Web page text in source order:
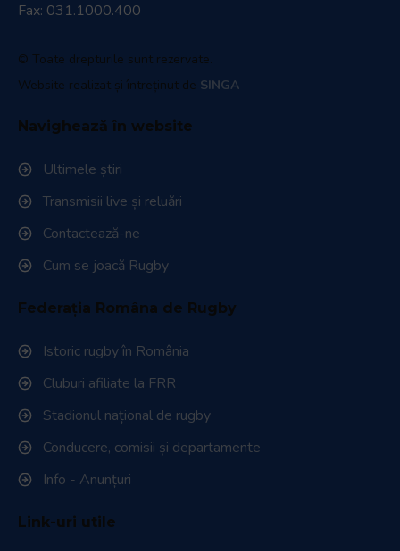
Fax: 031.1000.400
© Toate drepturile sunt rezervate.
Website realizat și întreținut de SINGA
Navighează în website
Ultimele știri
Transmisii live și reluări
Contactează-ne
Cum se joacă Rugby
Federația Româna de Rugby
Istoric rugby în România
Cluburi afiliate la FRR
Stadionul național de rugby
Conducere, comisii și departamente
Info - Anunțuri
Link-uri utile